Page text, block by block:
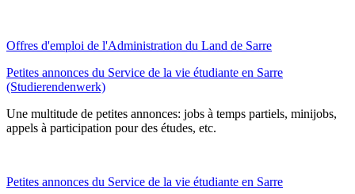
Offres d'emploi de l'Administration du Land de Sarre
Petites annonces du Service de la vie étudiante en Sarre
(Studierendenwerk)
Une multitude de petites annonces: jobs à temps partiels, minijobs,
appels à participation pour des études, etc.
Petites annonces du Service de la vie étudiante en Sarre